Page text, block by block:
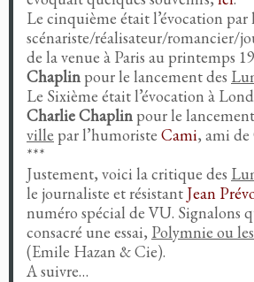
Le cinquième était l’évocation par
scénariste/réalisateur/romancier/
de la venue à Paris au printemps
Chaplin pour le lancement des
Le Sixième était l’évocation à
Charlie Chaplin pour le
ville par l’humoriste Cami, ami de
***
Justement, voici la critique des
le journaliste et résistant Jean
numéro spécial de VU. Signalons
consacré une essai, Polymnie ou
(Emile Hazan & Cie).
A suivre…